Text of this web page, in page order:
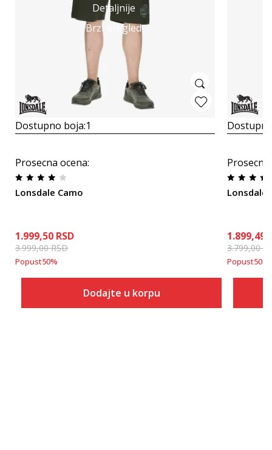
Detaljnije
Brzi pregled
Dostupno boja:1
Prosecna ocena:
Lonsdale Camo
1.999,50 RSD
3.999,00RSD
Popust50%
Dodajte u korpu
Lonsdale
1.899,49
3.799,00
Popust50%